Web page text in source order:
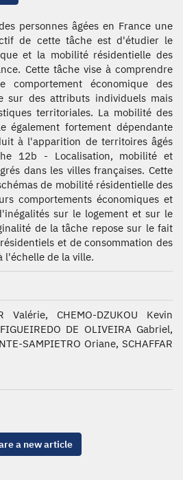
personnes âgées en France une
de cette tâche est d'étudier le
et la mobilité résidentielle des
Cette tâche vise à comprendre
comportement économique des
sur des attributs individuels mais
territoriales. La mobilité des
également fortement dépendante
à l'apparition de territoires âgés
12b - Localisation, mobilité et
dans les villes françaises. Cette
de mobilité résidentielle des
comportements économiques et
sur le logement et sur le
de la tâche repose sur le fait
et de consommation des
l'échelle de la ville.
Valérie, CHEMO-DZUKOU Kevin
DE OLIVEIRA Gabriel,
SAMPIETRO Oriane, SCHAFFAR
a new article